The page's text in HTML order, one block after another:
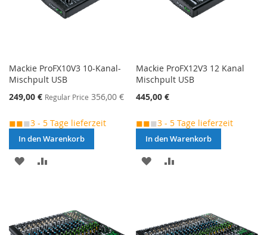
Mackie ProFX10V3 10-Kanal-
Mischpult USB
Special
249,00 € Regular Price 356,00 €
◼◼◼3 - 5 Tage lieferzeit
In den Warenkorb
MERKEN
Mackie ProFX12V3 12 Kanal
Mischpult USB
445,00 €
◼◼◼3 - 5 Tage lieferzeit
In den Warenkorb
MERKEN